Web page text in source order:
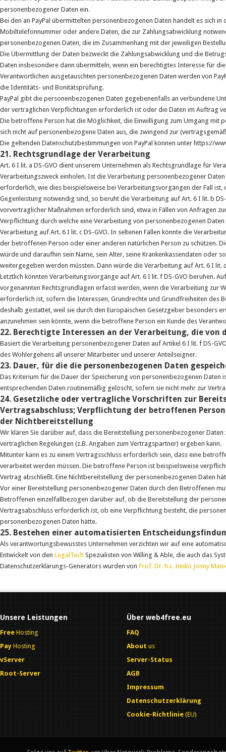
personenbezogener Daten ein.
Bei den an PayPal übermittelten personenbezogenen Daten handelt es sich
Mobiltelefonnummer oder andere Daten, die zur Zahlungsabwicklung
personenbezogenen Daten, die im Zusammenhang mit der jeweiligen
Die Übermittlung der Daten bezweckt die Zahlungsabwicklung und die
Daten insbesondere dann übermitteln, wenn ein berechtigtes Interesse für
Verantwortlichen ausgetauschten personenbezogenen Daten werden von
die Identitäts- und Bonitätsprüfung.
PayPal gibt die personenbezogenen Daten gegebenenfalls an verbundene
der vertraglichen Verpflichtungen erforderlich ist oder die Daten im Auftrag
Die betroffene Person hat die Möglichkeit, die Einwilligung zum Umgang mit
sich nicht auf personenbezogene Daten aus, die zwingend zur
Die geltenden Datenschutzbestimmungen von PayPal können unter
21. Rechtsgrundlage der Verarbeitung
Art. 6 I lit. a DS-GVO dient unserem Unternehmen als Rechtsgrundlage für
Verarbeitungszweck einholen. Ist die Verarbeitung personenbezogener
erforderlich, wie dies beispielsweise bei Verarbeitungsvorgängen der Fall
Gegenleistung notwendig sind, so beruht die Verarbeitung auf Art. 6 I lit. b
vorvertraglicher Maßnahmen erforderlich sind, etwa in Fällen von Anfragen
Verpflichtung durch welche eine Verarbeitung von personenbezogenen
Verarbeitung auf Art. 6 I lit. c DS-GVO. In seltenen Fällen könnte die
der betroffenen Person oder einer anderen natürlichen Person zu schützen.
würde und daraufhin sein Name, sein Alter, seine Krankenkassendaten oder
weitergegeben werden müssten. Dann würde die Verarbeitung auf Art. 6 I lit.
Letztlich könnten Verarbeitungsvorgänge auf Art. 6 I lit. f DS-GVO beruhen.
vorgenannten Rechtsgrundlagen erfasst werden, wenn die Verarbeitung zur
erforderlich ist, sofern die Interessen, Grundrechte und Grundfreiheiten des
deshalb gestattet, weil sie durch den Europäischen Gesetzgeber besonders
anzunehmen sein könnte, wenn die betroffene Person ein Kunde des
22. Berechtigte Interessen an der Verarbeitung, die
Basiert die Verarbeitung personenbezogener Daten auf Artikel 6 I lit. f DS-
des Wohlergehens all unserer Mitarbeiter und unserer Anteilseigner.
23. Dauer, für die die personenbezogenen Daten
Das Kriterium für die Dauer der Speicherung von personenbezogenen
entsprechenden Daten routinemäßig gelöscht, sofern sie nicht mehr zur
24. Gesetzliche oder vertragliche Vorschriften zur
Vertragsabschluss; Verpflichtung der betroffenen
der Nichtbereitstellung
Wir klären Sie darüber auf, dass die Bereitstellung personenbezogener
vertraglichen Regelungen (z.B. Angaben zum Vertragspartner) ergeben kann.
Mitunter kann es zu einem Vertragsschluss erforderlich sein, dass eine
verarbeitet werden müssen. Die betroffene Person ist beispielsweise
Vertrag abschließt. Eine Nichtbereitstellung der personenbezogenen Daten
Vor einer Bereitstellung personenbezogener Daten durch den Betroffenen
Betroffenen einzelfallbezogen darüber auf, ob die Bereitstellung der
Vertragsabschluss erforderlich ist, ob eine Verpflichtung besteht, die
personenbezogenen Daten hätte.
25. Bestehen einer automatisierten
Als verantwortungsbewusstes Unternehmen verzichten wir auf eine
Entwickelt von den LegalTech Spezialisten von Willing & Able, die auch das
Datenschutzerklärungs-Generators wurden von Prof. Dr. h.c. Heiko Jonny
Unsere Leistungen
Free Hosting
Pay Hosting
vServer
Root-Server
Über web4free.eu
FAQ
About us
Server-Status
AGB
Impressum
Datenschutzerklärung
Cookie-Richtlinie (EU)